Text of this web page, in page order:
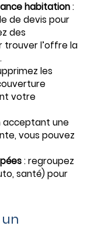
habitation:
de devis pour
des
trouver l’offre la
les
votre
acceptant une
vous pouvez
: regroupez
santé) pour